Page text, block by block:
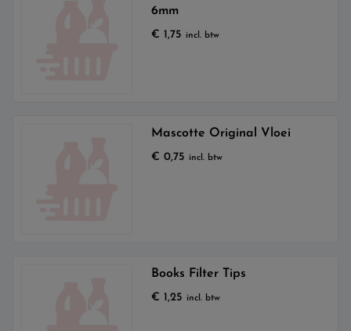
6mm
€ 1,75 incl. btw
Mascotte Original Vloei
€ 0,75 incl. btw
Books Filter Tips
€ 1,25 incl. btw